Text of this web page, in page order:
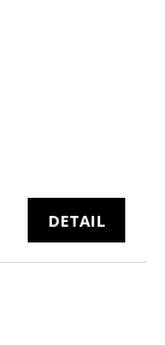
DETAIL